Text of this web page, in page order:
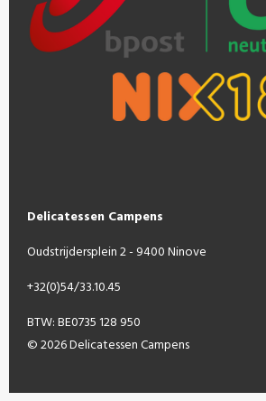
Delicatessen Campens
Oudstrijdersplein 2 - 9400 Ninove
+32(0)54/33.10.45
BTW: BE0735 128 950
© 2026 Delicatessen Campens